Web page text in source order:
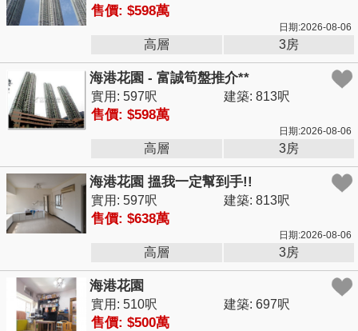
售價: $598萬
日期:2026-08-06
高層 3房
海港花園 - 富誠筍盤推介**
實用: 597呎 建築: 813呎
售價: $598萬
日期:2026-08-06
高層 3房
海港花園 搵我一定幫到手!!
實用: 597呎 建築: 813呎
售價: $638萬
日期:2026-08-06
高層 3房
海港花園
實用: 510呎 建築: 697呎
售價: $500萬